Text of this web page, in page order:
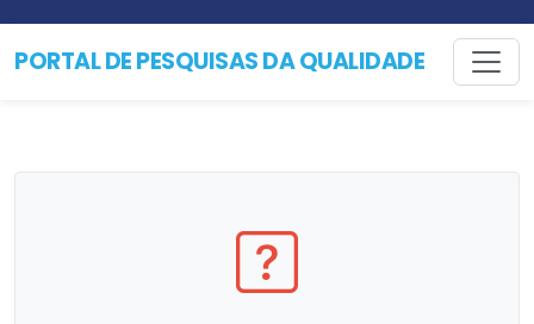
PORTAL DE PESQUISASDA QUALIDADE